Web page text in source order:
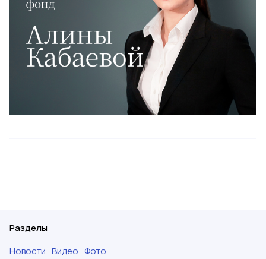
Разделы
Новости Видео Фото